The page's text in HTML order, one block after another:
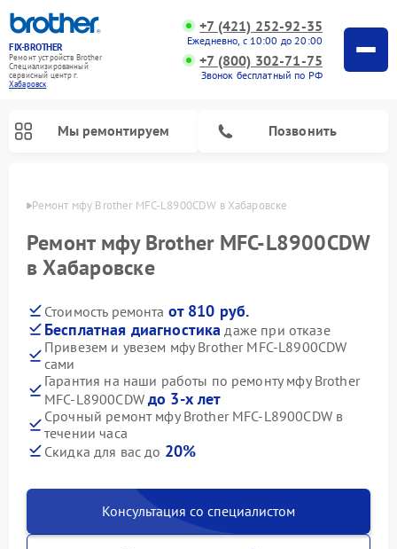
FIX-BROTHER
Ремонт устройств Brother
Специализированный
cервисный центр г.
Хабаровск
+7 (421) 252-92-35
Ежедневно, с 10:00 до 20:00
+7 (800) 302-71-75
Звонок бесплатный по РФ
Мы ремонтируем Позвонить
Ремонт мфу Brother MFC-L8900CDW в Хабаровске
Ремонт мфу Brother MFC-L8900CDW
в Хабаровске
Стоимость ремонта от 810 руб.
Бесплатная диагностика даже при отказе
Привезем и увезем мфу Brother MFC-L8900CDW
сами
Гарантия на наши работы по ремонту мфу Brother
MFC-L8900CDW до 3-х лет
Срочный ремонт мфу Brother MFC-L8900CDW в
течении часа
Скидка для вас до 20%
Консультация со специалистом